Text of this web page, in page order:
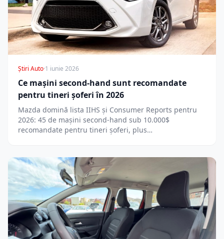
Știri Auto·1 iunie 2026
Ce mașini second-hand sunt recomandate
pentru tineri șoferi în 2026
Mazda domină lista IIHS și Consumer Reports pentru
2026: 45 de mașini second-hand sub 10.000$
recomandate pentru tineri șoferi, plus…